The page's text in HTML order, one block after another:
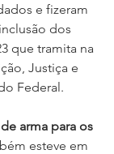
e fizeram
dos
que tramita na
Justiça e
Federal.
arma para os
esteve em